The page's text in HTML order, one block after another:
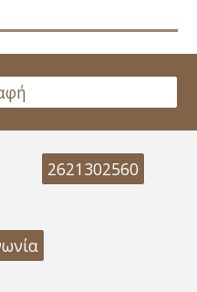
2621302560